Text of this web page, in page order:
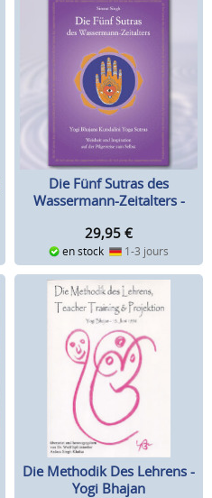
Die Fünf Sutras des
Wassermann-Zeitalters -
29,95 €
en stock 1-3 jours
Die Methodik Des Lehrens -
Yogi Bhajan